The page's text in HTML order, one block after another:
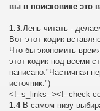
вы в поисковике это
1.3.Лень читать -
Вот этот кодик
Что бы экономить
этот кодик под всеми
написано:"Частичная
источник.")
<!--s_links--><!--check
1.4В самом низу